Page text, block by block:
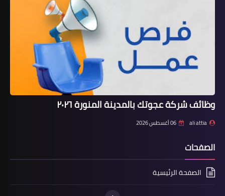
وظائف شركة عجوتك بالمدينة المنورة ٢٠٢٦
ali attia 06 أغسطس 2026
الصفحات
الصفحة الرئيسية